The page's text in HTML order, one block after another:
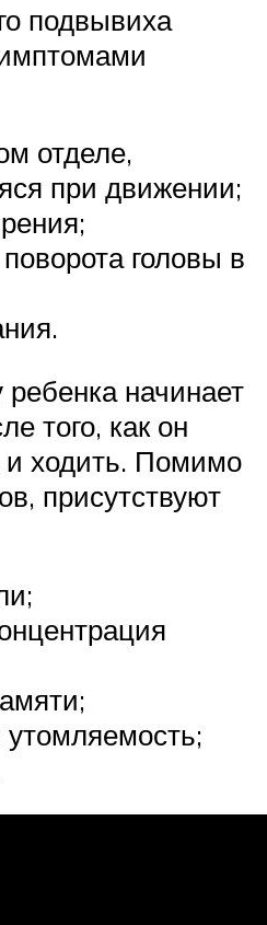
подвывиха
отделе,
при движении;
головы в
начинает
того, как он
и ходить. Помимо
присутствуют